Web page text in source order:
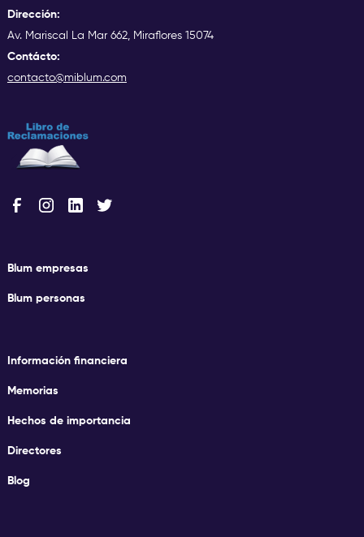
Dirección:
Av. Mariscal La Mar 662, Miraflores 15074
Contácto:
contacto@miblum.com
Blum empresas
Blum personas
Información financiera
Memorias
Hechos de importancia
Directores
Blog